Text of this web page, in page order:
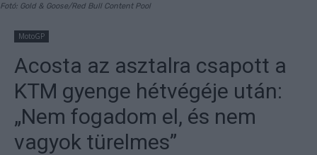
Fotó: Gold & Goose/Red Bull Content Pool
MotoGP
Acosta az asztalra csapott a
KTM gyenge hétvégéje után:
„Nem fogadom el, és nem
vagyok türelmes”